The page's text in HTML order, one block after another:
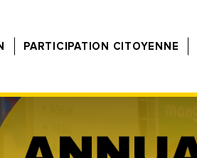
PARTICIPATION CITOYENNE